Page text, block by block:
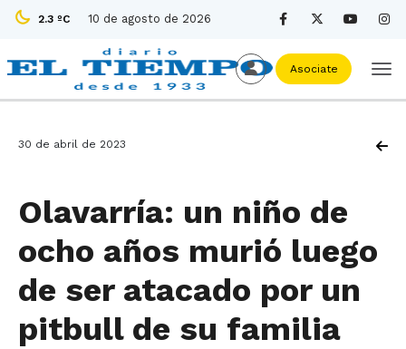
2.3 ºC 10 de agosto de 2026
Asociate
30 de abril de 2023
Olavarría: un niño de
ocho años murió luego
de ser atacado por un
pitbull de su familia